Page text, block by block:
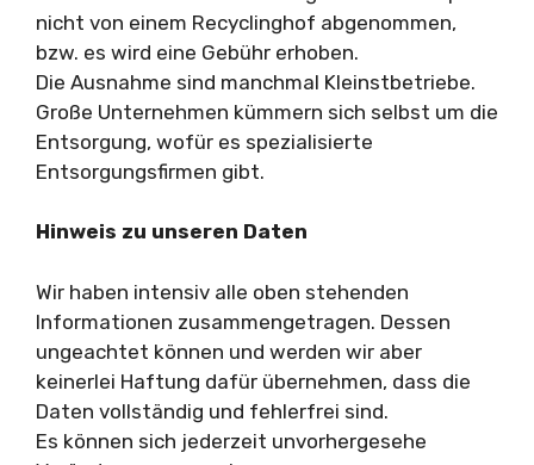
nicht von einem Recyclinghof abgenommen,
bzw. es wird eine Gebühr erhoben.
Die Ausnahme sind manchmal Kleinstbetriebe.
Große Unternehmen kümmern sich selbst um die
Entsorgung, wofür es spezialisierte
Entsorgungsfirmen gibt.
Hinweis zu unseren Daten
Wir haben intensiv alle oben stehenden
Informationen zusammengetragen. Dessen
ungeachtet können und werden wir aber
keinerlei Haftung dafür übernehmen, dass die
Daten vollständig und fehlerfrei sind.
Es können sich jederzeit unvorhergesehe